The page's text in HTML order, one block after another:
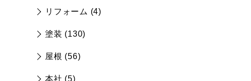
リフォーム (4)
塗装 (130)
屋根 (56)
本社 (5)